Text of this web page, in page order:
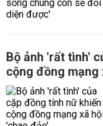
Bộ ảnh 'rất tình'
cộng đồng mạng